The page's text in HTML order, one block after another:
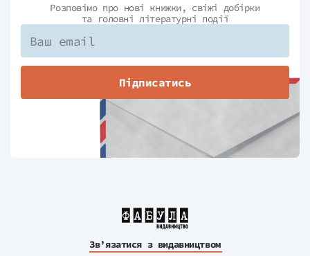
Розповімо про нові книжки, свіжі добірки
та головні літературні події
Підписатись
Зв’язатися з видавництвом